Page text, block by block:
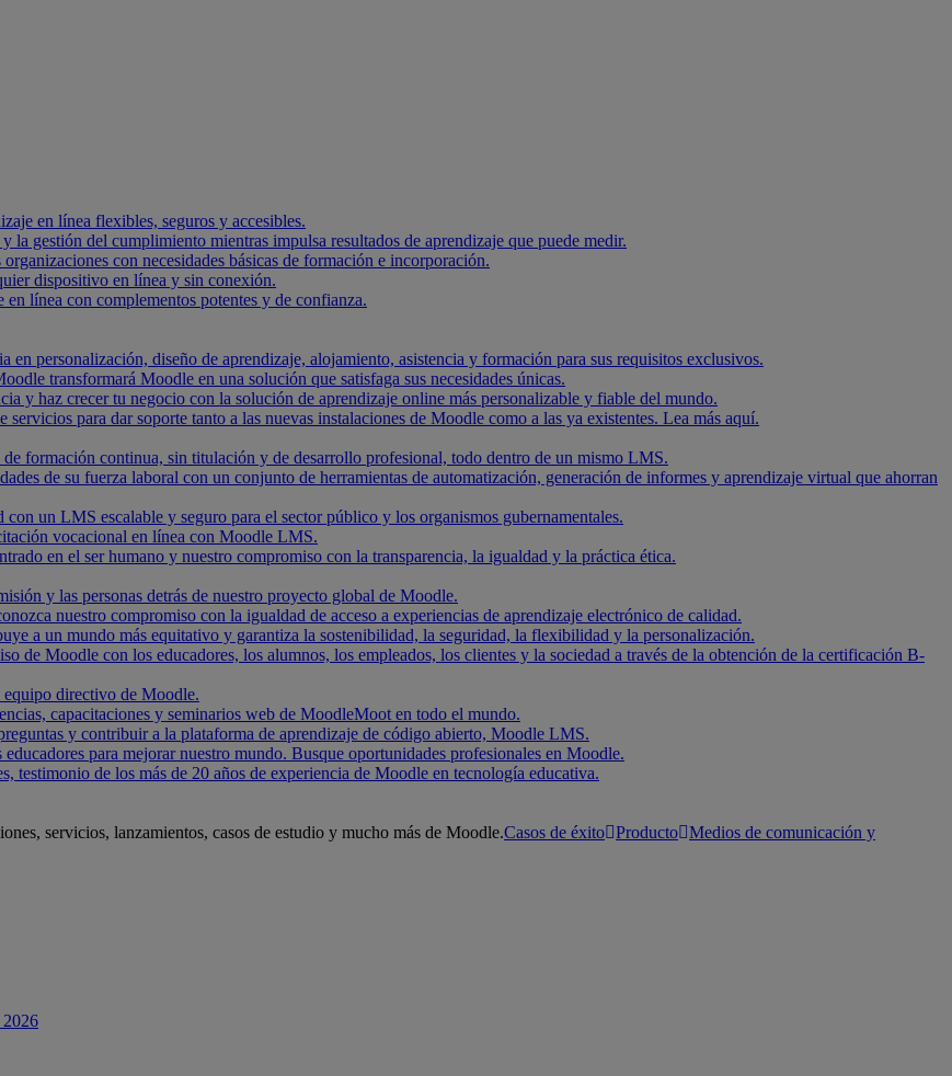
en línea flexibles, seguros y accesibles.
la gestión del cumplimiento mientras impulsa resultados de aprendizaje que puede medir.
con necesidades básicas de formación e incorporación.
dispositivo en línea y sin conexión.
en línea con complementos potentes y de confianza.
en personalización, diseño de aprendizaje, alojamiento, asistencia y formación para sus requisitos exclusivos.
transformará Moodle en una solución que satisfaga sus necesidades únicas.
y haz crecer tu negocio con la solución de aprendizaje online más personalizable y fiable del mundo.
para dar soporte tanto a las nuevas instalaciones de Moodle como a las ya existentes. Lea más aquí.
formación continua, sin titulación y de desarrollo profesional, todo dentro de un mismo LMS.
de su fuerza laboral con un conjunto de herramientas de automatización, generación de informes y aprendizaje virtual que ahorran
un LMS escalable y seguro para el sector público y los organismos gubernamentales.
vocacional en línea con Moodle LMS.
en el ser humano y nuestro compromiso con la transparencia, la igualdad y la práctica ética.
y las personas detrás de nuestro proyecto global de Moodle.
nuestro compromiso con la igualdad de acceso a experiencias de aprendizaje electrónico de calidad.
a un mundo más equitativo y garantiza la sostenibilidad, la seguridad, la flexibilidad y la personalización.
de Moodle con los educadores, los alumnos, los empleados, los clientes y la sociedad a través de la obtención de la certificación B-
directivo de Moodle.
capacitaciones y seminarios web de MoodleMoot en todo el mundo.
y contribuir a la plataforma de aprendizaje de código abierto, Moodle LMS.
para mejorar nuestro mundo. Busque oportunidades profesionales en Moodle.
testimonio de los más de 20 años de experiencia de Moodle en tecnología educativa.
servicios, lanzamientos, casos de estudio y mucho más de Moodle.Casos de éxito Producto Medios de comunicación y